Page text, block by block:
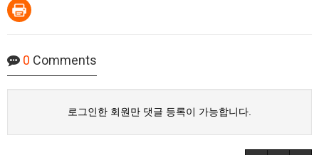
0 Comments
로그인한 회원만 댓글 등록이 가능합니다.